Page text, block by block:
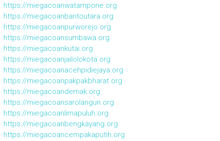
https://miegacoanwatampone.org
https://miegacoanbaritoutara.org
https://miegacoanpurworejo.org
https://miegacoansumbawa.org
https://miegacoankutai.org
https://miegacoanjailolokota.org
https://miegacoanacehpidiejaya.org
https://miegacoanpakpakbharat.org
https://miegacoandemak.org
https://miegacoansarolangun.org
https://miegacoanlimapuluh.org
https://miegacoanbengkayang.org
https://miegacoancempakaputih.org